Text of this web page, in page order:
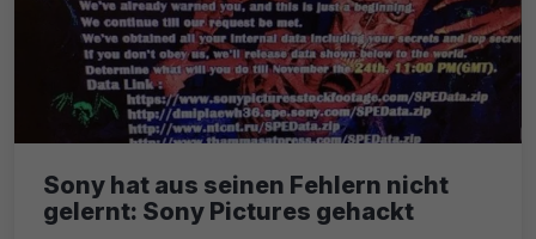
Sony hat aus seinen Fehlern nicht
gelernt: Sony Pictures gehackt